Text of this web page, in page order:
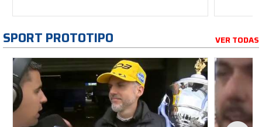
SPORT PROTOTIPO VER TODAS